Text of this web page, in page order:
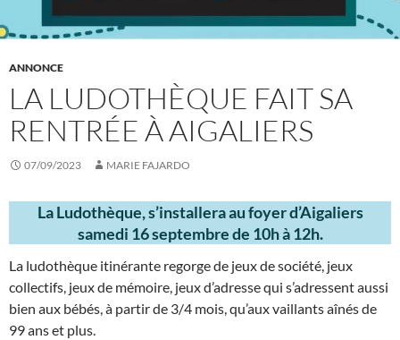
ANNONCE
LA LUDOTHÈQUE FAIT SA
RENTRÉE À AIGALIERS
07/09/2023 MARIE FAJARDO
La Ludothèque, s’installera au foyer d’Aigaliers
samedi 16 septembre de 10h à 12h.
La ludothèque itinérante regorge de jeux de société, jeux
collectifs, jeux de mémoire, jeux d’adresse qui s’adressent aussi
bien aux bébés, à partir de 3/4 mois, qu’aux vaillants aînés de
99 ans et plus.